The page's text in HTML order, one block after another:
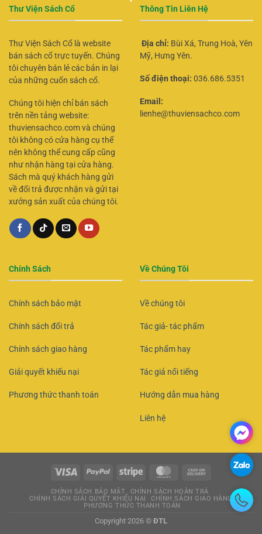
Thư Viện Sách Cổ
Thư Viện Sách Cổ là website
bán sách cổ trực tuyến. Chúng
tôi chuyên bán lẻ các bản in lại
của những cuốn sách cổ.
Chúng tôi hiện chỉ bán sách
trên nền tảng website:
thuviensachco.com và chúng
tôi không có cửa hàng cụ thể
nên không thể cung cấp cũng
như nhận hàng tại cửa hàng.
Sách mà quý khách hàng gửi
về đổi trả được nhận và gửi tại
xưởng sản xuất của chúng tôi.
Thông Tin Liên Hệ
Địa chỉ: Bùi Xá, Trung Hoà, Yên
Mỹ, Hưng Yên.
Số điện thoại: 036.686.5351
Email:
lienhe@thuviensachco.com
Chính Sách
Chính sách bảo mật
Chính sách đổi trả
Chính sách giao hàng
Giải quyết khiếu nại
Phương thức thanh toán
Về Chúng Tôi
Về chúng tôi
Tác giả- tác phẩm
Tác phẩm hay
Tác giả nổi tiếng
Hướng dẫn mua hàng
Liên hệ
CHÍNH SÁCH BẢO MẬT
CHÍNH SÁCH HOÀN TRẢ
CHÍNH SÁCH GIẢI QUYẾT KHIẾU NẠI
CHÍNH SÁCH GIAO HÀNG
PHƯƠNG THỨC THANH TOÁN
Copyright 2026 © ĐTL